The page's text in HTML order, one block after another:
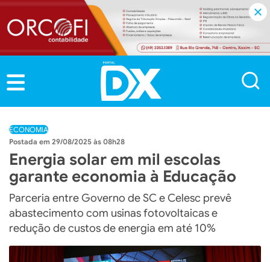
ECONOMIA
29/08/2025 às 08h28
Energia solar em mil escolas
garante economia à Educação
Parceria entre Governo de SC e Celesc prevê
abastecimento com usinas fotovoltaicas e
redução de custos de energia em até 10%